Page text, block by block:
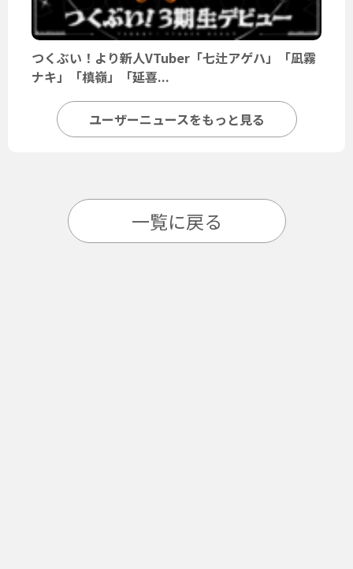
つくぶい！より新人VTuber「七辻アゲハ」「凪霧
ナキ」「槙嶺」「延喜...
ユーザーニュースをもっと見る
一覧に戻る